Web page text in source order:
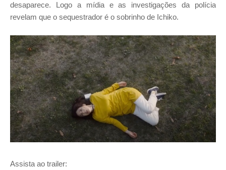
desaparece. Logo a mídia e as investigações da polícia
revelam que o sequestrador é o sobrinho de Ichiko.
Assista ao trailer: